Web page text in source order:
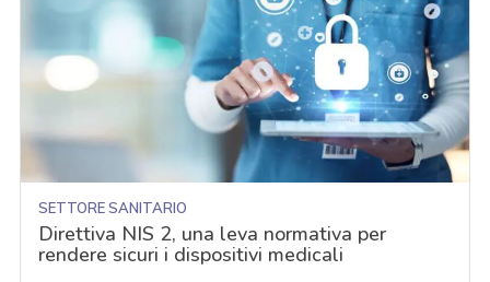
SETTORE SANITARIO
Direttiva NIS 2, una leva normativa per
rendere sicuri i dispositivi medicali